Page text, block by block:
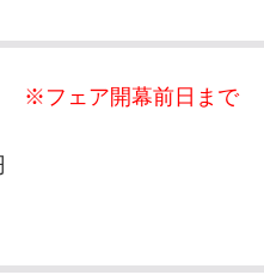
※フェア開幕前日まで